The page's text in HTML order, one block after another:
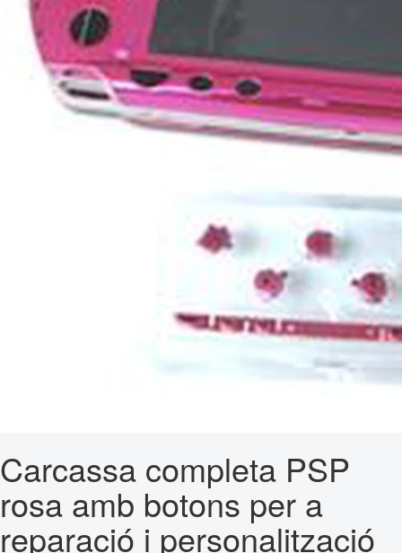
Carcassa completa PSP
rosa amb botons per a
reparació i personalització